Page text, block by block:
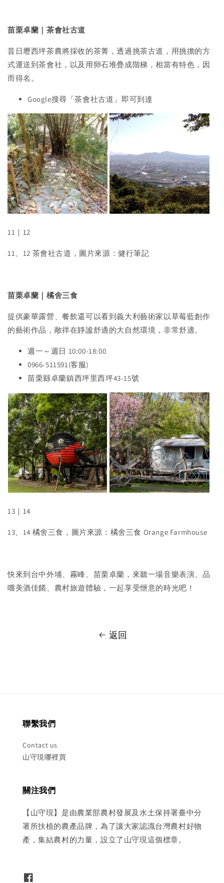
苗栗卓蘭｜茶會社古道
昔日壢西坪茶農將採收的茶菁，透過挑茶古道，用挑擔的方
式運送到茶會社，以及用卵石堆疊成階梯，相當有特色，因
而得名。
Google搜尋「茶會社古道」即可到達
11｜12
11、12 茶會社古道，圖片來源：健行筆記
苗栗卓蘭｜橘舍三食
提供豪華露營、餐飲還可以看到義大利藝術家以草莓藍創作
的藝術作品，敞徉在靜謐舒適的大自然環境，非常舒適。
週一～週日 10:00-18:00
0966-511591(客服)
苗栗縣卓蘭鎮西坪里西坪43-15號
13｜14
13、14 橘舍三食，圖片來源：橘舍三食 Orange Farmhouse
快來到台中外埔、霧峰、苗栗卓蘭，來聽一場音樂表演、品
嚐美酒佳餚、農村旅遊體驗，一起享受愜意的時光吧！
返回
聯繫我們
Contact us
山守現哪裡買
關注我們
【山守現】是由農業部農村發展及水土保持署臺中分
署所扶植的農產品牌，為了讓大家認識台灣農村好物
產，集結農村的力量，設立了山守現這個標章。